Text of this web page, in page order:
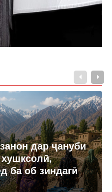
дар ҷануби
ба об зиндагӣ